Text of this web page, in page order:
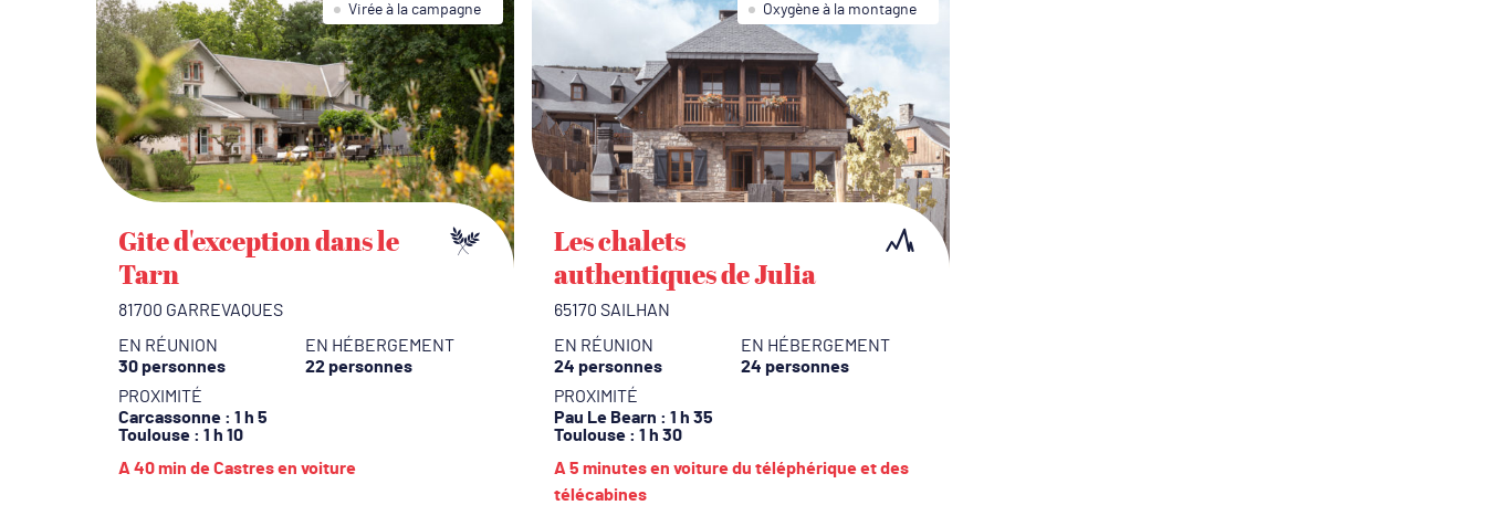
Virée à la campagne
Gîte d'exception dans le
Tarn
81700 GARREVAQUES
EN RÉUNION
30 personnes
EN HÉBERGEMENT
22 personnes
PROXIMITÉ
Carcassonne : 1 h 5
Toulouse : 1 h 10
A 40 min de Castres en voiture
Oxygène à la montagne
Les chalets
authentiques de Julia
65170 SAILHAN
EN RÉUNION
24 personnes
EN HÉBERGEMENT
24 personnes
PROXIMITÉ
Pau Le Bearn : 1 h 35
Toulouse: 1 h 30
A 5 minutes en voiture du téléphérique et des
télécabines